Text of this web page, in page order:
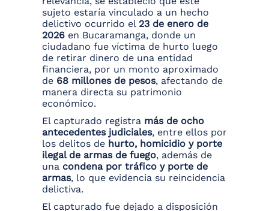
sujeto estaría vinculado a un hecho
delictivo ocurrido el 23 de enero de
2026 en Bucaramanga, donde un
ciudadano fue víctima de hurto luego
de retirar dinero de una entidad
financiera, por un monto aproximado
de 68 millones de pesos, afectando de
manera directa su patrimonio
económico.
El capturado registra más de ocho
antecedentes judiciales, entre ellos por
los delitos de hurto, homicidio y porte
ilegal de armas de fuego, además de
una condena por tráfico y porte de
armas, lo que evidencia su reincidencia
delictiva.
El capturado fue dejado a disposición